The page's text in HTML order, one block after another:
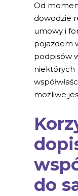
Od
dowodzie
umowy i
pojazdem
podpisów
niektórych
możliwe
do